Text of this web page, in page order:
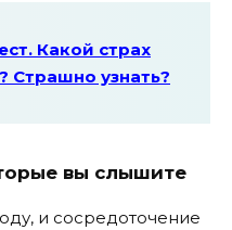
Какой страх
Страшно узнать?
вы слышите
и сосредоточение